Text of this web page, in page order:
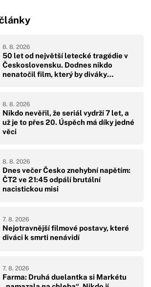
50 let od největší letecké tragédie v
Československu. Dodnes nikdo
nenatočil film, který by diváky
8. 8. 2026
Nikdo nevěřil, že seriál vydrží 7 let, a
už je to přes 20. Úspěch má díky jedné
věci
8. 8. 2026
Dnes večer Česko znehybní napětím:
ČT2 ve 21:45 odpálí brutální
nacistickou misi
8. 8. 2026
Nejotravnější filmové postavy, které
diváci k smrti nenávidí
7. 8. 2026
Farma: Druhá duelantka si Markétu
7. 8. 2026